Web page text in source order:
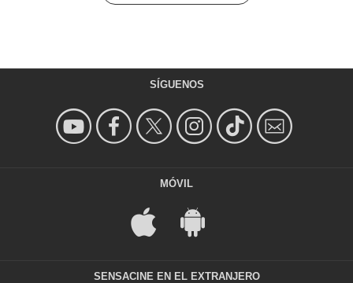
SÍGUENOS
MÓVIL
SENSACINE EN EL EXTRANJERO